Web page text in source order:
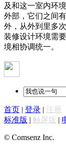
及和这一室内环
外部，它们之间
外，从外到里多
装修设计环境需
境相协调统一。
首页 | 登录 | 注册
标准版 | 触屏版 |
© Comsenz Inc.